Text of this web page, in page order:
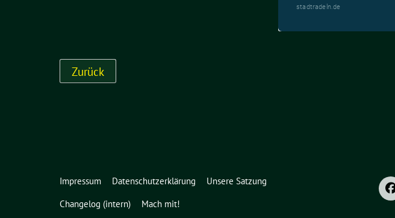
Impressum Datenschutzerklärung
Unsere Satzung
Changelog (intern)
Mach mit!